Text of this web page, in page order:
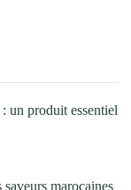
un produit essentiel
marocaines